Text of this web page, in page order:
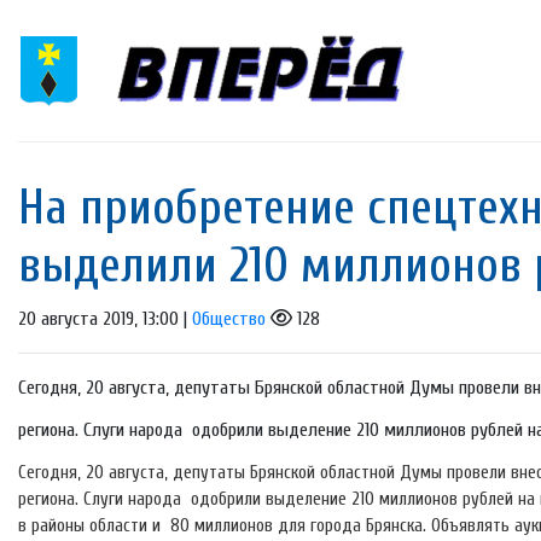
На приобретение
выделили 210 миллионов
20 августа 2019, 13:00 | Общество 128
Сегодня, 20 августа, депутаты Брянской областной Думы провели
региона. Слуги народа одобрили выделение 210 миллионов рублей
Сегодня, 20 августа, депутаты Брянской областной Думы провели
региона. Слуги народа одобрили выделение 210 миллионов рублей
в районы области и 80 миллионов для города Брянска. Объявлять